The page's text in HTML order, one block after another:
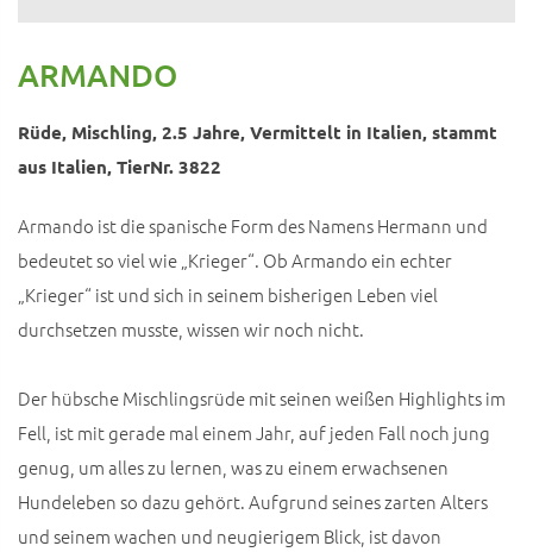
ARMANDO
Rüde, Mischling, 2.5 Jahre, Vermittelt in Italien, stammt
aus Italien, TierNr. 3822
Armando ist die spanische Form des Namens Hermann und
bedeutet so viel wie „Krieger“. Ob Armando ein echter
„Krieger“ ist und sich in seinem bisherigen Leben viel
durchsetzen musste, wissen wir noch nicht.
Der hübsche Mischlingsrüde mit seinen weißen Highlights im
Fell, ist mit gerade mal einem Jahr, auf jeden Fall noch jung
genug, um alles zu lernen, was zu einem erwachsenen
Hundeleben so dazu gehört. Aufgrund seines zarten Alters
und seinem wachen und neugierigem Blick, ist davon